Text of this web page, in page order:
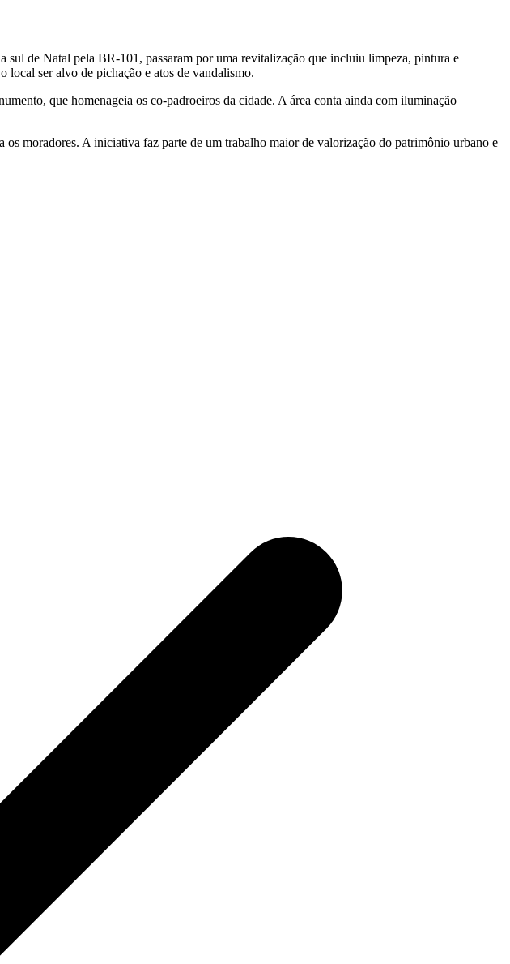
sul de Natal pela BR-101, passaram por uma revitalização que incluiu limpeza, pintura e
local ser alvo de pichação e atos de vandalismo.
que homenageia os co-padroeiros da cidade. A área conta ainda com iluminação
moradores. A iniciativa faz parte de um trabalho maior de valorização do patrimônio urbano e